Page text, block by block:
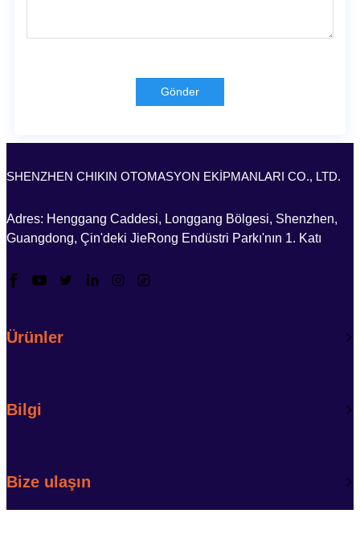
Gönder
SHENZHEN CHIKIN OTOMASYON EKİPMANLARI CO., LTD.
Adres: Henggang Caddesi, Longgang Bölgesi, Shenzhen,
Guangdong, Çin'deki JieRong Endüstri Parkı'nın 1. Katı
Ürünler
Bilgi
Bize ulaşın